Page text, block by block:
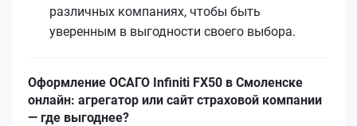
различных компаниях, чтобы быть
уверенным в выгодности своего выбора.
Оформление ОСАГО Infiniti FX50 в Смоленске
онлайн: агрегатор или сайт страховой компании
— где выгоднее?